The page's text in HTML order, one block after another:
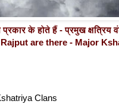
के होते हैं - प्रमुख क्षत्रिय
are there - Major
Clans